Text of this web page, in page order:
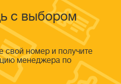
с выбором
номер и получите
менеджера по